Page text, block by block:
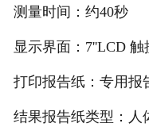
测量时间：约40秒
显示界面：7''LCD
打印报告纸：专用报
结果报告纸类型：人